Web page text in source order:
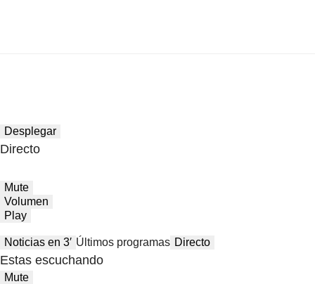
Desplegar
Directo
Mute
Volumen
Play
Noticias en 3′ Últimos programas Directo
Estas escuchando
Mute